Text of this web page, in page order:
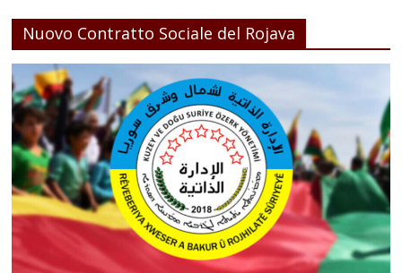
Nuovo Contratto Sociale del Rojava